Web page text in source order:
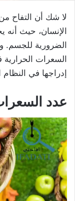
لا شك أن التفاح
الإنسان، حيث أنه
الضرورية للجسم.
السعرات الحرارية
إدراجها في النظام
عدد